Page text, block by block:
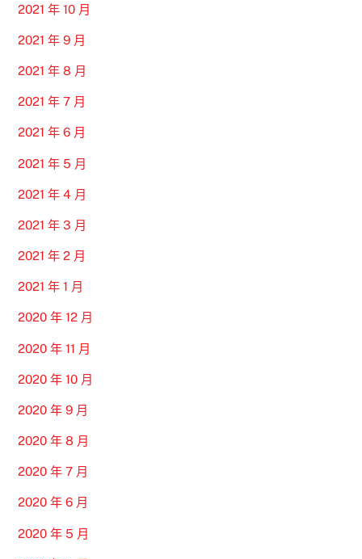
2021 年 10 月
2021 年 9 月
2021 年 8 月
2021 年 7 月
2021 年 6 月
2021 年 5 月
2021 年 4 月
2021 年 3 月
2021 年 2 月
2021 年 1 月
2020 年 12 月
2020 年 11 月
2020 年 10 月
2020 年 9 月
2020 年 8 月
2020 年 7 月
2020 年 6 月
2020 年 5 月